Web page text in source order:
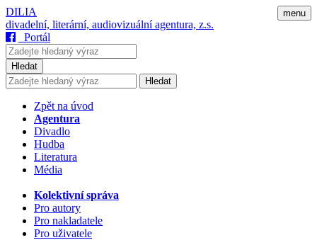
menu
DILIA
divadelní, literární, audiovizuální agentura, z.s.
Portál
Hledat
Hledat
Zpět na úvod
Agentura
Divadlo
Hudba
Literatura
Média
Kolektivní správa
Pro autory
Pro nakladatele
Pro uživatele